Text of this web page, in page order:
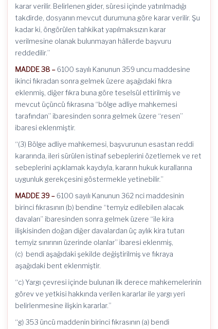
karar verilir. Belirlenen gider, süresi içinde yatırılmadığı
takdirde, dosyanın mevcut durumuna göre karar verilir. Şu
kadar ki, öngörülen tahkikat yapılmaksızın karar
verilmesine olanak bulunmayan hâllerde başvuru
reddedilir.”
MADDE 38 – 6100 sayılı Kanunun 359 uncu maddesine
ikinci fıkradan sonra gelmek üzere aşağıdaki fıkra
eklenmiş, diğer fıkra buna göre teselsül ettirilmiş ve
mevcut üçüncü fıkrasına “bölge adliye mahkemesi
tarafından” ibaresinden sonra gelmek üzere “resen”
ibaresi eklenmiştir.
“(3) Bölge adliye mahkemesi, başvurunun esastan reddi
kararında, ileri sürülen istinaf sebeplerini özetlemek ve ret
sebeplerini açıklamak kaydıyla, kararın hukuk kurallarına
uygunluk gerekçesini göstermekle yetinebilir.”
MADDE 39 – 6100 sayılı Kanunun 362 nci maddesinin
birinci fıkrasının (b) bendine “temyiz edilebilen alacak
davaları” ibaresinden sonra gelmek üzere “ile kira
ilişkisinden doğan diğer davalardan üç aylık kira tutarı
temyiz sınırının üzerinde olanlar” ibaresi eklenmiş,
(c) bendi aşağıdaki şekilde değiştirilmiş ve fıkraya
aşağıdaki bent eklenmiştir.
“c) Yargı çevresi içinde bulunan ilk derece mahkemelerinin
görev ve yetkisi hakkında verilen kararlar ile yargı yeri
belirlenmesine ilişkin kararlar.”
“g) 353 üncü maddenin birinci fıkrasının (a) bendi